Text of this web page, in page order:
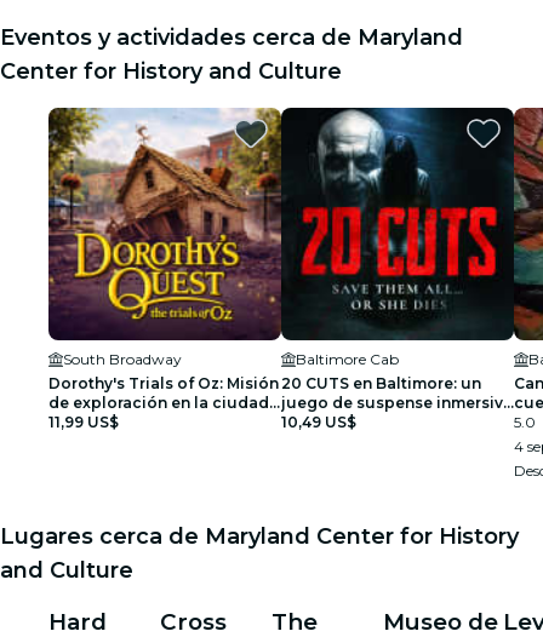
Eventos y actividades cerca de Maryland
Center for History and Culture
South Broadway
Dorothy's Trials of Oz: Misión
de exploración en la ciudad
en Baltimore
11,99 US$
Baltimore Cab
20 CUTS en Baltimore: un
juego de suspense inmersivo
ambientado en el mundo real
10,49 US$
5.0
4
Lugares cerca de Maryland Center for History
and Culture
Hard
Cross
The
Museo de